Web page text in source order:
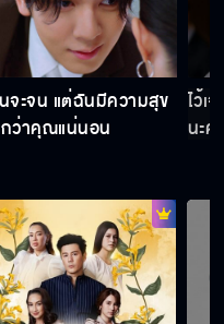
จะจน แต่ฉันมีความสุข
ว่าคุณแน่นอน
ไว้เ
นะคะ